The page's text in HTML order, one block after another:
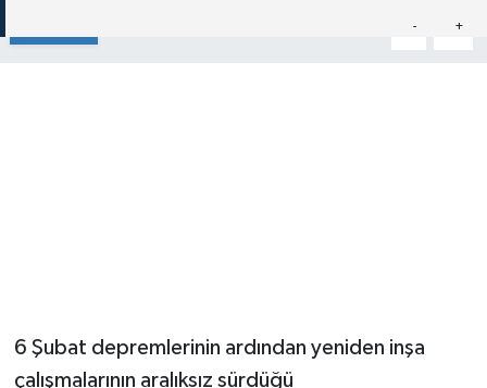
- +
6 Şubat depremlerinin ardından yeniden inşa
çalışmalarının aralıksız sürdüğü